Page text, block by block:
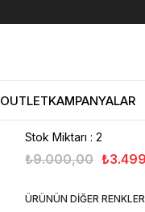
OUTLETKAMPANYALAR
Kemal Tanca Erkek
Deri Beyaz Spor &
16702
Stok Miktarı : 2
₺9.000,00
ÜRÜNÜN DİĞER